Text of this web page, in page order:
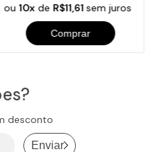
ou10x de R$11,61sem juros
Comprar
desconto
Enviar